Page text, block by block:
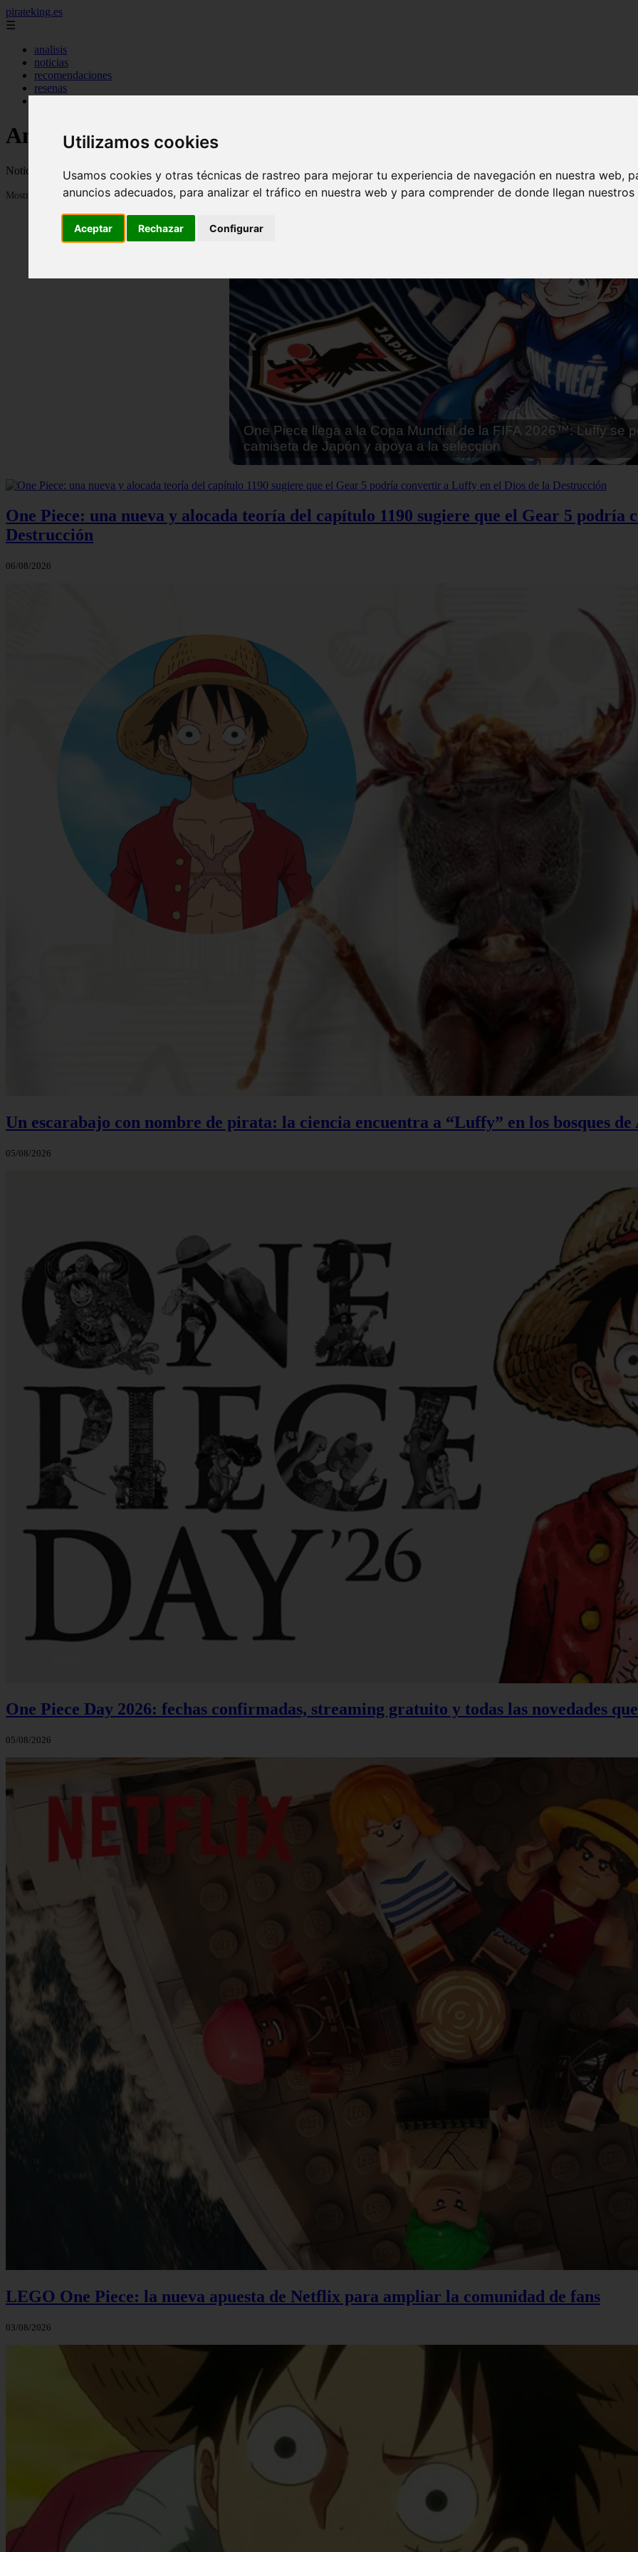
Utilizamos cookies
Usamos cookies y otras técnicas de rastreo para mejorar tu experiencia de navegación en nuestra web,
anuncios adecuados, para analizar el tráfico en nuestra web y para comprender de donde llegan
Aceptar Rechazar Configurar
pirateking.es
☰
analisis
noticias
recomendaciones
resenas
Anime en Español
Noticias, novedades, fanfics, trailers, videos, avances y todo sobre anime en español
Mostrando 1 - 24 de 234 artículos
Reseña Hentai - Kuroinu: Kedakaki Seijo wa Hakudaku ni
Español
❮
One Piece: una nueva y alocada teoría del capítulo 1190 sugiere que el Gear 5
Destrucción
06/08/2026
Un escarabajo con nombre de pirata: la ciencia encuentra a “Luffy” en los bosques de
05/08/2026
One Piece Day 2026: fechas confirmadas, streaming gratuito y todas las novedades
05/08/2026
LEGO One Piece: la nueva apuesta de Netflix para ampliar la comunidad de fans
03/08/2026